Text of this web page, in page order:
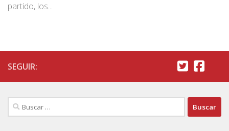
partido, los...
SEGUIR:
Buscar: